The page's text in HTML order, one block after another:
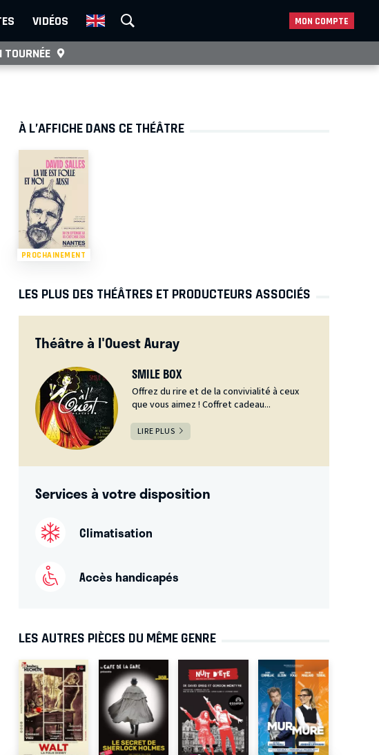
VIDÉOS MON COMPTE
TOURNÉE
À L’AFFICHE DANS CE THÉÂTRE
PROCHAINEMENT
LES PLUS DES THÉÂTRES ET PRODUCTEURS ASSOCIÉS
Théâtre à l'Ouest Auray
SMILE BOX
Offrez du rire et de la convivialité à ceux
que vous aimez ! Coffret cadeau...
LIRE PLUS
Services à votre disposition
Climatisation
Accès handicapés
LES AUTRES PIÈCES DU MÊME GENRE